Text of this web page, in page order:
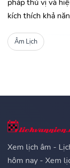
pháp thú vị và
kích thích khả
Âm Lịch
Xem lịch âm -
hôm nay - Xem